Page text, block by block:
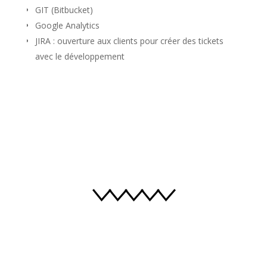
GIT (Bitbucket)
Google Analytics
JIRA : ouverture aux clients pour créer des tickets
avec le développement